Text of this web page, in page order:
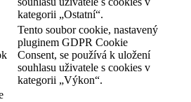
kategorii „Ostatní“.
Tento soubor cookie, nastavený
pluginem GDPR Cookie
Consent, se používá k uložení
souhlasu uživatele s cookies v
kategorii „Výkon“.